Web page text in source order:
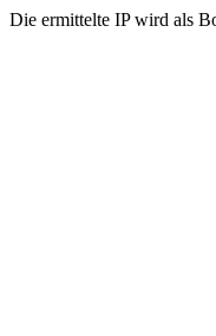
Die ermittelte IP wird als